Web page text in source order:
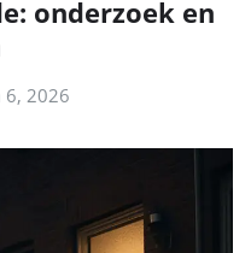
onderzoek en
6, 2026